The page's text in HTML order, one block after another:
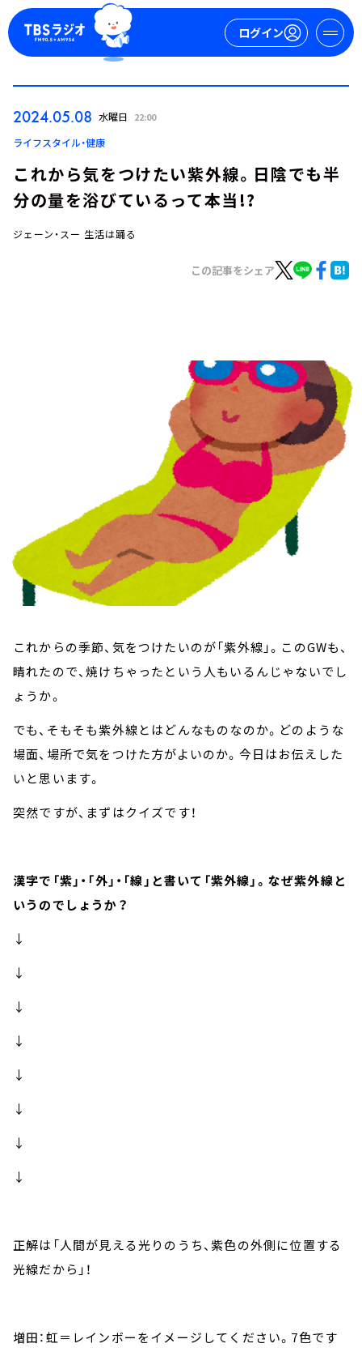
ログイン
ログイン
2024.05.08 水曜日 22:00
ライフスタイル・健康
これから気をつけたい紫外線。日陰でも半
分の量を浴びているって本当!?
ジェーン・スー 生活は踊る
この記事をシェア
これからの季節、気をつけたいのが「紫外線」。このGWも、
晴れたので、焼けちゃったという人もいるんじゃないでし
ょうか。
でも、そもそも紫外線とはどんなものなのか。どのような
場面、場所で気をつけた方がよいのか。今日はお伝えした
いと思います。
突然ですが、まずはクイズです！
漢字で「紫」・「外」・「線」と書いて「紫外線」。なぜ紫外線と
いうのでしょうか？
↓
↓
↓
↓
↓
↓
↓
↓
正解は「人間が見える光りのうち、紫色の外側に位置する
光線だから」！
増田：虹＝レインボーをイメージしてください。7色です